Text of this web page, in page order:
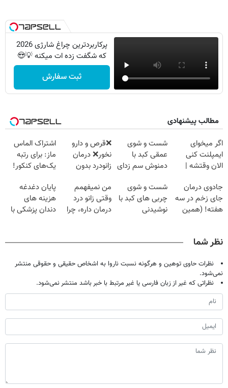
پرکاربردترین چراغ شارژی 2026
که شگفت زده ات میکنه 💡😍
ثبت سفارش
مطالب پیشنهادی
اگر میخوای
ایمپلنت کنی
الان وقتشه |
میلیون تومان!!!
شست و شوی
عمقی کبد با
دمنوش سم زدای
❌قرص‌ و دارو
نخور❌ درمان
زانودرد بدون
اشتراک الماس
ماز: برای رتبه
یک‌های کنکور!
جادوی درمان
جای زخم در سه
هفته! (همین
شست و شوی
چربی های کبد با
نوشیدنی
من نمیفهمم
وقتی زانو درد
درمان داره، چرا
پایان دغدغه
هزینه های
دندان پزشکی با
نظر شما
نظرات حاوی توهین و هرگونه نسبت ناروا به اشخاص حقیقی و حقوقی منتشر
نمی‌شود.
نظراتی که غیر از زبان فارسی یا غیر مرتبط با خبر باشد منتشر نمی‌شود.